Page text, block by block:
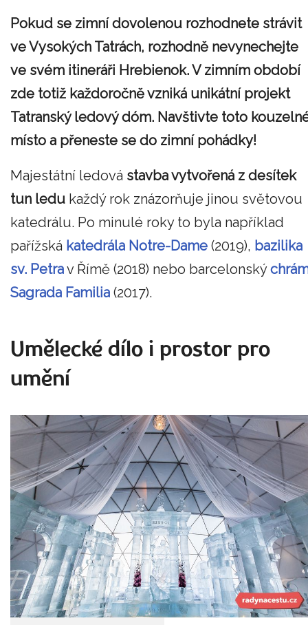
Pokud se zimní dovolenou rozhodnete strávit
ve Vysokých Tatrách, rozhodně nevynechejte
ve svém itineráři Hrebienok. V zimním období
zde totiž každoročně vzniká unikátní projekt
Tatranský ledový dóm. Navštivte toto
místo a přeneste se do zimní pohádky!
Majestátní ledová stavba vytvořená z desítek
tun ledu každý rok znázorňuje jinou světovou
katedrálu. Po minulé roky to byla například
pařížská katedrála Notre-Dame (2019), bazilika
sv. Petrav Římě (2018) nebo barcelonský
Sagrada Familia (2017).
Umělecké dílo i prostor pro
umění